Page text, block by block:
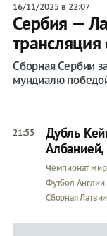
16/11/2025 в 22:07
Сербия —
Сборная Сербии
мундиалю
21:55
Дубль
Чемпионат
Футбол Англии
Сборная Латвии